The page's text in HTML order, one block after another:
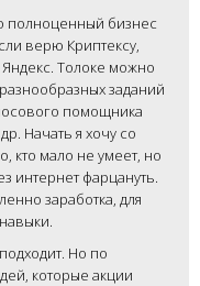
полноценный бизнес
верю Криптексу,
Толоке можно
заданий
помощника
Начать я хочу со
кто мало не умеет, но
интернет фарцануть.
заработка, для
Но по
которые акции